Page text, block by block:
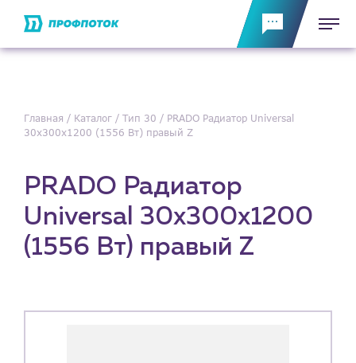
Главная Каталог Тип 30
PRADO Радиатор Universal
30х300х1200 (1556 Вт) правый Z
PRADO Радиатор
Universal 30х300х1200
(1556 Вт) правый Z